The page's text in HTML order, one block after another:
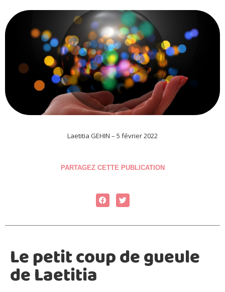
Laetitia GEHIN – 5 février 2022
PARTAGEZ CETTE PUBLICATION
Le petit coup de gueule
de Laetitia